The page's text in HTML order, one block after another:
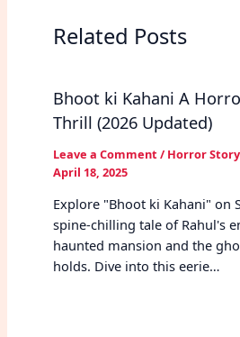
Related Posts
Bhoot ki Kahani A
Thrill (2026 Updated)
Leave a Comment / Horror Story
April 18, 2025
Explore "Bhoot ki Kahani" on
spine-chilling tale of Rahul's
haunted mansion and the
holds. Dive into this eerie…